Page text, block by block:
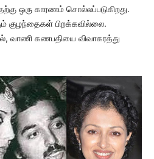
ஒரு காரணம் சொல்லப்படுகிறது.
குழந்தைகள் பிறக்கவில்லை.
வாணி கணபதியை விவாகரத்து